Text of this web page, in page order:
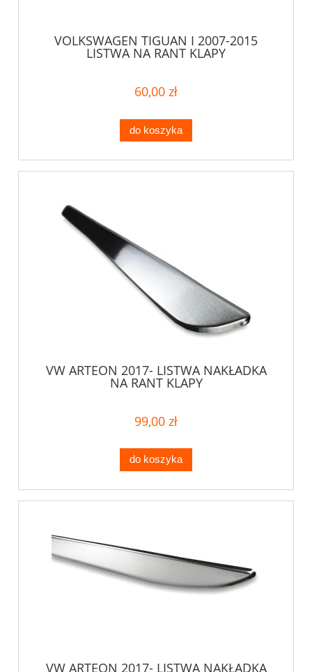
VOLKSWAGEN TIGUAN I 2007-2015
LISTWA NA RANT KLAPY
60,00 zł
do koszyka
VW ARTEON 2017- LISTWA NAKŁADKA
NA RANT KLAPY
99,00 zł
do koszyka
VW ARTEON 2017- LISTWA NAKŁADKA